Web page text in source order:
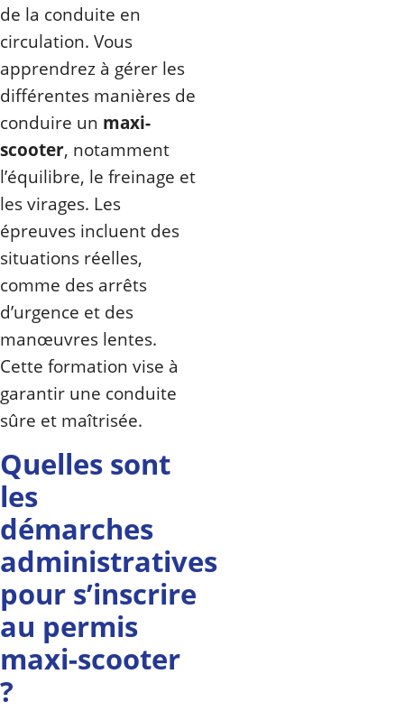
de la conduite en
circulation. Vous
apprendrez à gérer les
différentes manières de
conduire un maxi-
scooter, notamment
l’équilibre, le freinage et
les virages. Les
épreuves incluent des
situations réelles,
comme des arrêts
d’urgence et des
manœuvres lentes.
Cette formation vise à
garantir une conduite
sûre et maîtrisée.
Quelles sont
les
démarches
administratives
pour s’inscrire
au permis
maxi-scooter
?